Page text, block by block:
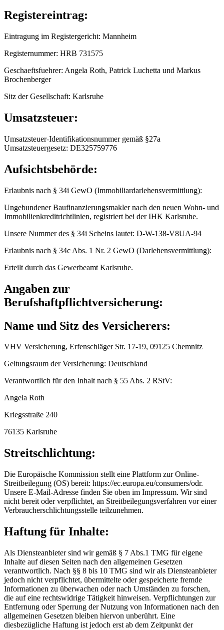
Registereintrag:
Eintragung im Registergericht: Mannheim
Registernummer: HRB 731575
Geschaeftsfuehrer: Angela Roth, Patrick Luchetta und Markus
Brochenberger
Sitz der Gesellschaft: Karlsruhe
Umsatzsteuer:
Umsatzsteuer-Identifikationsnummer gemäß §27a
Umsatzsteuergesetz: DE325759776
Aufsichtsbehörde:
Erlaubnis nach § 34i GewO (Immobiliardarlehensvermittlung):
Ungebundener Baufinanzierungsmakler nach den neuen Wohn- und
Immobilienkreditrichtlinien, registriert bei der IHK Karlsruhe.
Unsere Nummer des § 34i Scheins lautet: D-W-138-V8UA-94
Erlaubnis nach § 34c Abs. 1 Nr. 2 GewO (Darlehensvermittlung):
Erteilt durch das Gewerbeamt Karlsruhe.
Angaben zur
Berufshaftpflichtversicherung:
Name und Sitz des Versicherers:
VHV Versicherung, Erfenschläger Str. 17-19, 09125 Chemnitz
Geltungsraum der Versicherung: Deutschland
Verantwortlich für den Inhalt nach § 55 Abs. 2 RStV:
Angela Roth
Kriegsstraße 240
76135 Karlsruhe
Streitschlichtung:
Die Europäische Kommission stellt eine Plattform zur Online-
Streitbeilegung (OS) bereit: https://ec.europa.eu/consumers/odr.
Unsere E-Mail-Adresse finden Sie oben im Impressum. Wir sind
nicht bereit oder verpflichtet, an Streitbeilegungsverfahren vor einer
Verbraucherschlichtungsstelle teilzunehmen.
Haftung für Inhalte:
Als Diensteanbieter sind wir gemäß § 7 Abs.1 TMG für eigene
Inhalte auf diesen Seiten nach den allgemeinen Gesetzen
verantwortlich. Nach §§ 8 bis 10 TMG sind wir als Diensteanbieter
jedoch nicht verpflichtet, übermittelte oder gespeicherte fremde
Informationen zu überwachen oder nach Umständen zu forschen,
die auf eine rechtswidrige Tätigkeit hinweisen. Verpflichtungen zur
Entfernung oder Sperrung der Nutzung von Informationen nach den
allgemeinen Gesetzen bleiben hiervon unberührt. Eine
diesbezügliche Haftung ist jedoch erst ab dem Zeitpunkt der